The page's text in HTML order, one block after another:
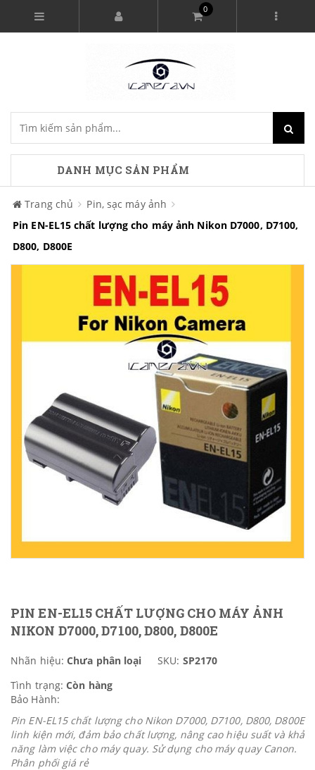
0
DANH MỤC SẢN PHẨM
Trang chủ
Pin, sạc máy ảnh
Pin EN-EL15 chất lượng cho máy ảnh Nikon D7000, D7100,
D800, D800E
PIN EN-EL15 CHẤT LƯỢNG CHO MÁY ẢNH
NIKON D7000, D7100, D800, D800E
Nhãn hiệu: Chưa phân loại SKU: SP2170
Tình trạng: Còn hàng
Bảo Hành:
Pin EN-EL15 chất lượng cho Nikon D7000, D7100, D800, D800E
linh kiện mới, đảm bảo chất lượng, nâng cao hiệu suất và khả
năng làm việc cho máy quay. Sử dụng cho máy quay Canon.
Phân phối giá rẻ